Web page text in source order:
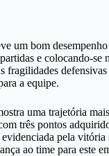
um bom
e colocando-se
fragilidades
a equipe.
uma trajetória
três pontos
pela vitória
ao time para este